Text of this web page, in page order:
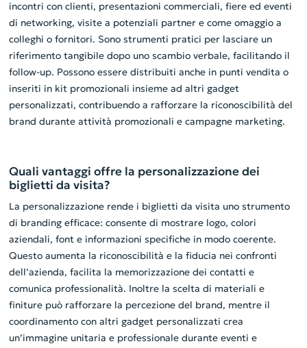
incontri con clienti, presentazioni commerciali, fiere ed eventi
di networking, visite a potenziali partner e come omaggio a
colleghi o fornitori. Sono strumenti pratici per lasciare un
riferimento tangibile dopo uno scambio verbale, facilitando il
follow-up. Possono essere distribuiti anche in punti vendita o
inseriti in kit promozionali insieme ad altri gadget
personalizzati, contribuendo a rafforzare la riconoscibilità del
brand durante attività promozionali e campagne marketing.
Quali vantaggi offre la personalizzazione dei
biglietti da visita?
La personalizzazione rende i biglietti da visita uno strumento
di branding efficace: consente di mostrare logo, colori
aziendali, font e informazioni specifiche in modo coerente.
Questo aumenta la riconoscibilità e la fiducia nei confronti
dell’azienda, facilita la memorizzazione dei contatti e
comunica professionalità. Inoltre la scelta di materiali e
finiture può rafforzare la percezione del brand, mentre il
coordinamento con altri gadget personalizzati crea
un’immagine unitaria e professionale durante eventi e